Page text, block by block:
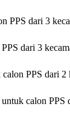
PPS dari 3
dari 3
PPS dari
calon PPS